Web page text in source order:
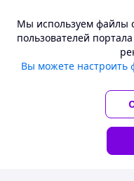
Продавцам
светлая BETA
Deal.by —
заказом уточните у
Мы используем файлы
пользователей
Вы можете настроить